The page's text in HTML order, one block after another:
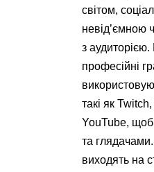
світом,
невід’ємною
з
професійні
такі як
YouTube,
та
виходять на